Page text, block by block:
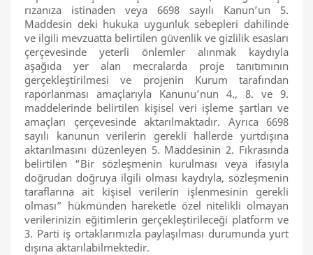
rızanıza istinaden veya 6698 sayılı Kanun’un 5.
Maddesin deki hukuka uygunluk sebepleri dahilinde
ve ilgili mevzuatta belirtilen güvenlik ve gizlilik esasları
çerçevesinde yeterli önlemler alınmak kaydıyla
aşağıda yer alan mecralarda proje tanıtımının
gerçekleştirilmesi ve projenin Kurum tarafından
raporlanması amaçlarıyla Kanunu’nun 4., 8. ve 9.
maddelerinde belirtilen kişisel veri işleme şartları ve
amaçları çerçevesinde aktarılmaktadır. Ayrıca 6698
sayılı kanunun verilerin gerekli hallerde yurtdışına
aktarılmasını düzenleyen 5. Maddesinin 2. Fıkrasında
belirtilen “Bir sözleşmenin kurulması veya ifasıyla
doğrudan doğruya ilgili olması kaydıyla, sözleşmenin
taraflarına ait kişisel verilerin işlenmesinin gerekli
olması” hükmünden hareketle özel nitelikli olmayan
verilerinizin eğitimlerin gerçekleştirileceği platform ve
3. Parti iş ortaklarımızla paylaşılması durumunda yurt
dışına aktarılabilmektedir.